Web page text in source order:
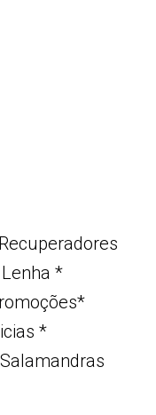
Recuperadores
*
*
*
Salamandras